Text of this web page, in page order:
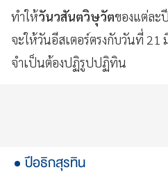
ทำให้วันวสันตวิษุวัตของแต่ละ
จะให้วันอีสเตอร์ตรงกับวันที่ 21
จำเป็นต้องปฏิรูปปฏิทิน
ปีอธิกสุรทิน